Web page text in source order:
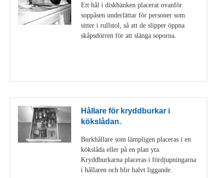
Ett hål i diskbänken placerat ovanför
soppåsen underlättar för personer som
sitter i rullstol, så att de slipper öppna
skåpsdörren för att slänga soporna.
Hållare för kryddburkar i
kökslådan.
Burkhållare som lämpligen placeras i en
kökslåda eller på en plan yta.
Kryddburkarna placeras i fördjupningarna
i hållaren och blir halvt liggande.